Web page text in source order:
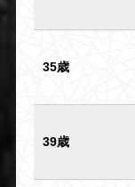
35歳
39歳